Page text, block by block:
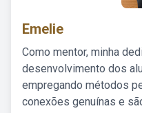
Emelie
Como mentor, minha
desenvolvimento dos
empregando métodos
conexões genuínas e